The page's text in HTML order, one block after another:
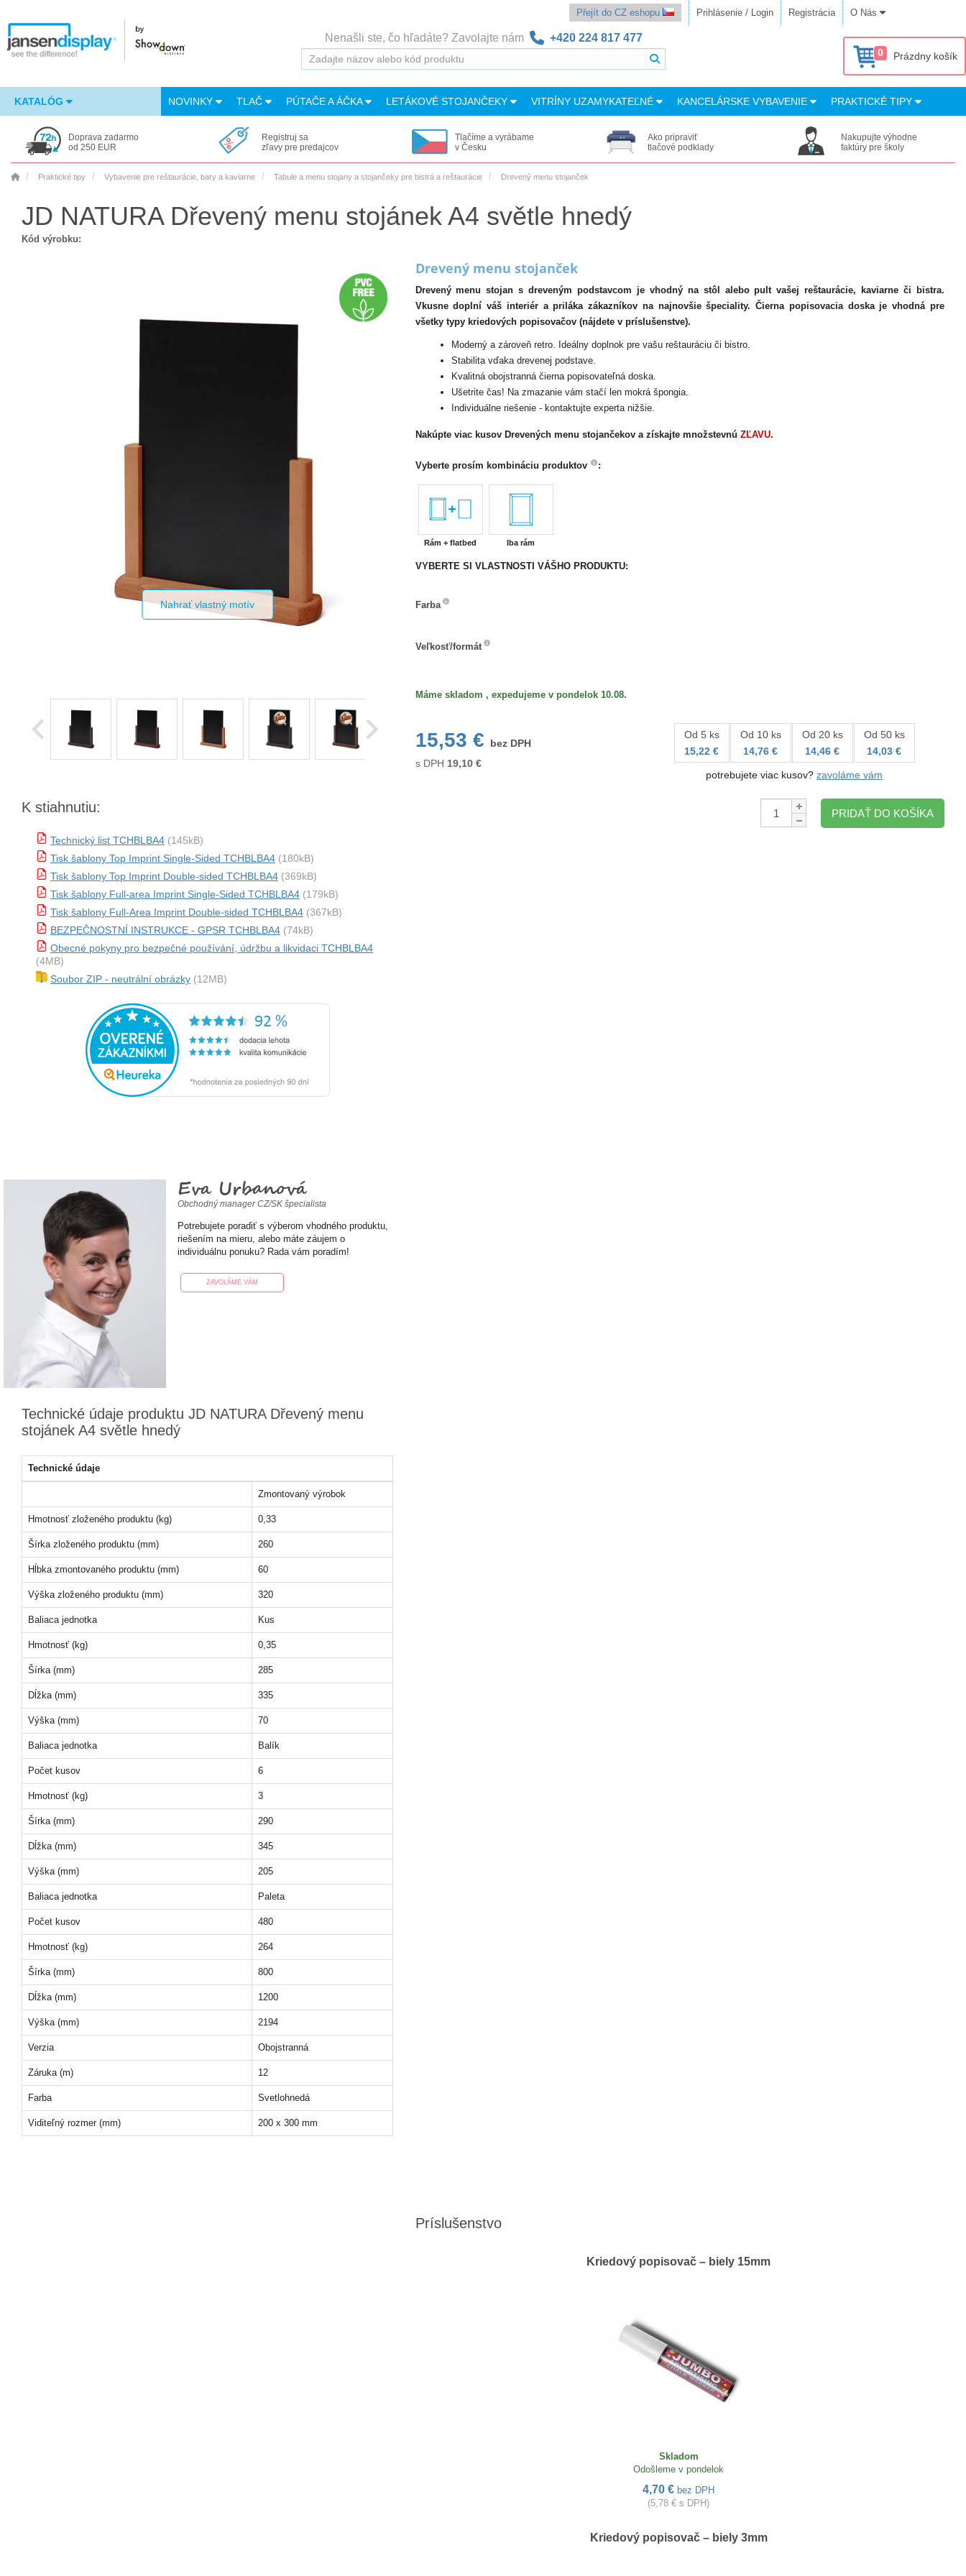
Přejít do CZ eshopu Prihlásenie / Login Registrácia O Nás
Nenašli ste, čo hľadáte? Zavolajte nám +420 224 817 477
0 Prázdny košík
KATALÓG NOVINKY TLAČ PÚTAČE A ÁČKA LETÁKOVÉ STOJANČEKY VITRÍNY UZAMYKATEĽNÉ KANCELÁRSKE VYBAVENIE PRAKTICKÉ TIPY
Doprava zadarmo
od 250 EUR
Registruj sa
zľavy pre predajcov
Tlačíme a vyrábame
v Česku
Ako pripraviť
tlačové podklady
Nakupujte výhodne
faktúry pre školy
Praktické tipy Vybavenie pre reštaurácie, bary a kaviarne Tabule a menu stojany a stojančeky pre bistrá a reštaurácie Drevený menu stojanček
JD NATURA Dřevený menu stojánek A4 světle hnedý
Kód výrobku:
Nahrať vlastný motív
K stiahnutiu:
Technický list TCHBLBA4 (145kB)
Tisk šablony Top Imprint Single-Sided TCHBLBA4 (180kB)
Tisk šablony Top Imprint Double-sided TCHBLBA4 (369kB)
Tisk šablony Full-area Imprint Single-Sided TCHBLBA4 (179kB)
Tisk šablony Full-Area Imprint Double-sided TCHBLBA4 (367kB)
BEZPEČNOSTNÍ INSTRUKCE - GPSR TCHBLBA4 (74kB)
Obecné pokyny pro bezpečné používání, údržbu a likvidaci TCHBLBA4
(4MB)
Soubor ZIP - neutrální obrázky (12MB)
Eva Urbanová
Obchodný manager CZ/SK špecialista
Potrebujete poradiť s výberom vhodného produktu,
riešením na mieru, alebo máte záujem o
individuálnu ponuku? Rada vám poradím!
ZAVOLÁME VÁM
Technické údaje produktu JD NATURA Dřevený menu
stojánek A4 světle hnedý
Technické údaje
Zmontovaný výrobok
Hmotnosť zloženého produktu (kg) 0,33
Šírka zloženého produktu (mm) 260
Hĺbka zmontovaného produktu (mm) 60
Výška zloženého produktu (mm) 320
Baliaca jednotka Kus
Hmotnosť (kg) 0,35
Šírka (mm) 285
Dĺžka (mm) 335
Výška (mm) 70
Baliaca jednotka Balík
Počet kusov 6
Hmotnosť (kg) 3
Šírka (mm) 290
Dĺžka (mm) 345
Výška (mm) 205
Baliaca jednotka Paleta
Počet kusov 480
Hmotnosť (kg) 264
Šírka (mm) 800
Dĺžka (mm) 1200
Výška (mm) 2194
Verzia Obojstranná
Záruka (m) 12
Farba Svetlohnedá
Viditeľný rozmer (mm) 200 x 300 mm
Drevený menu stojanček
Drevený menu stojan s dreveným podstavcom je vhodný na stôl alebo pult vašej reštaurácie, kaviarne či bistra.
Vkusne doplní váš interiér a priláka zákazníkov na najnovšie špeciality. Čierna popisovacia doska je vhodná pre
všetky typy kriedových popisovačov (nájdete v príslušenstve).
Moderný a zároveň retro. Ideálny doplnok pre vašu reštauráciu či bistro.
Stabilita vďaka drevenej podstave.
Kvalitná obojstranná čierna popisovateľná doska.
Ušetrite čas! Na zmazanie vám stačí len mokrá špongia.
Individuálne riešenie - kontaktujte experta nižšie.
Nakúpte viac kusov Drevených menu stojančekov a získajte množstevnú ZĽAVU.
Vyberte prosím kombináciu produktov :
Rám + flatbed Iba rám
VYBERTE SI VLASTNOSTI VÁŠHO PRODUKTU:
Farba
Veľkosť/formát
Máme skladom , expedujeme v pondelok 10.08.
15,53 €
bez DPH
s DPH 19,10€
Od 5 ks
15,22 €
Od 10 ks
14,76 €
Od 20 ks
14,46 €
Od 50 ks
14,03 €
potrebujete viac kusov?zavoláme vám
Množstvo:
PRIDAŤ DO KOŠÍKA
Príslušenstvo
Kriedový popisovač – biely 15mm
Skladom
Odošleme v pondelok
4,70 €bez DPH
(5,78 € s DPH)
Kriedový popisovač – biely 3mm